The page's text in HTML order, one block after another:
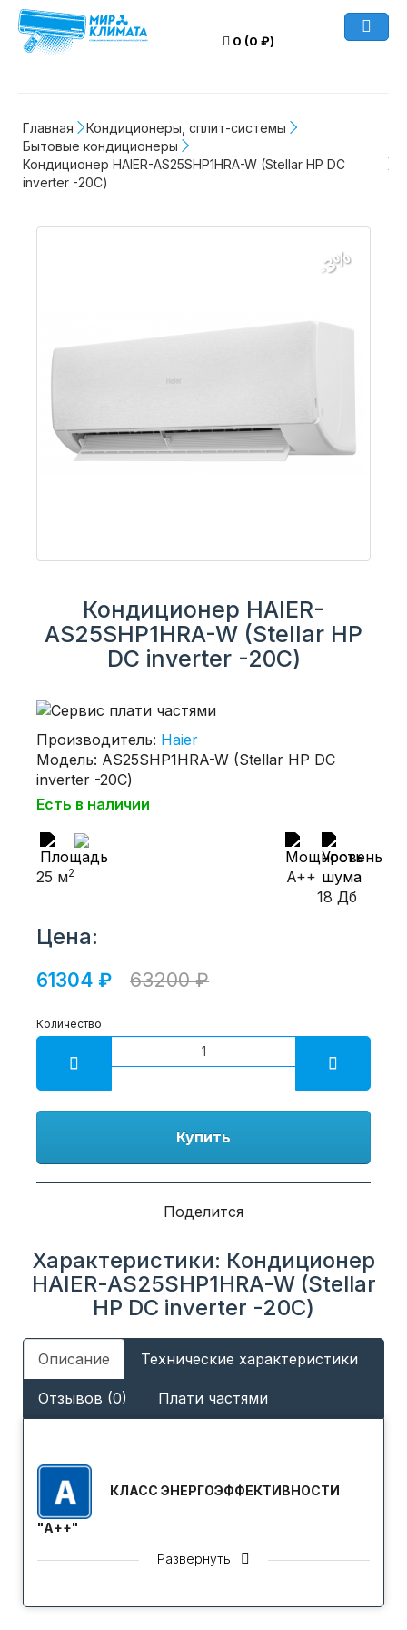
0 (0 ₽)
Главная
Кондиционеры, сплит-системы
Бытовые кондиционеры
Кондиционер HAIER-AS25SHP1HRA-W (Stellar HP DC
inverter -20С)
-3%
Кондиционер HAIER-
AS25SHP1HRA-W (Stellar HP
DC inverter -20С)
Производитель: Haier
Модель: AS25SHP1HRA-W (Stellar HP DC
inverter -20С)
Есть в наличии
25 м2
A++
18 Дб
Цена:
61304 ₽ 63200 ₽
Количество
Купить
Поделится
Характеристики: Кондиционер
HAIER-AS25SHP1HRA-W (Stellar
HP DC inverter -20С)
Описание Технические характеристики
Отзывов (0) Плати частями
КЛАСС ЭНЕРГОЭФФЕКТИВНОСТИ
"A++"
Кондиционеры отличаются высоким уровнем
классификацией Европейской Сертификационной
Развернуть